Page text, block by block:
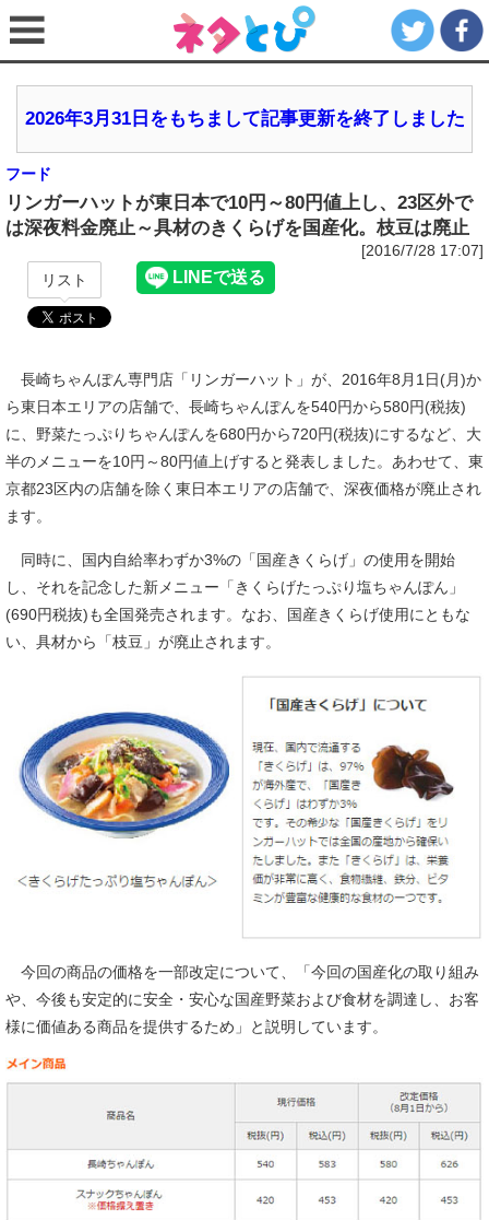
2026年3月31日をもちまして記事更新を終了しました
フード
リンガーハットが東日本で10円～80円値上し、23区外で
は深夜料金廃止～具材のきくらげを国産化。枝豆は廃止
[2016/7/28 17:07]
リスト
長崎ちゃんぽん専門店「リンガーハット」が、2016年8月1日(月)か
ら東日本エリアの店舗で、長崎ちゃんぽんを540円から580円(税抜)
に、野菜たっぷりちゃんぽんを680円から720円(税抜)にするなど、大
半のメニューを10円～80円値上げすると発表しました。あわせて、東
京都23区内の店舗を除く東日本エリアの店舗で、深夜価格が廃止され
ます。
同時に、国内自給率わずか3%の「国産きくらげ」の使用を開始
し、それを記念した新メニュー「きくらげたっぷり塩ちゃんぽん」
(690円税抜)も全国発売されます。なお、国産きくらげ使用にともな
い、具材から「枝豆」が廃止されます。
今回の商品の価格を一部改定について、「今回の国産化の取り組み
や、今後も安定的に安全・安心な国産野菜および食材を調達し、お客
様に価値ある商品を提供するため」と説明しています。